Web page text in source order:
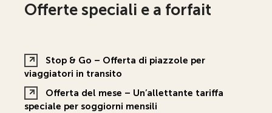
Offerte speciali e a forfait
Stop & Go – Offerta di piazzole per
viaggiatori in transito
Offerta del mese – Un’allettante tariffa
speciale per soggiorni mensili